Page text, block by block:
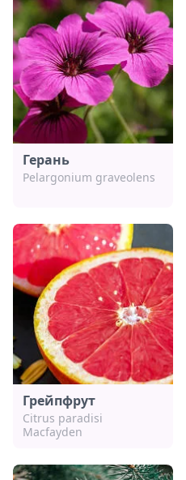
Герань
Pelargonium graveolens
Грейпфрут
Citrus paradisi
Macfayden